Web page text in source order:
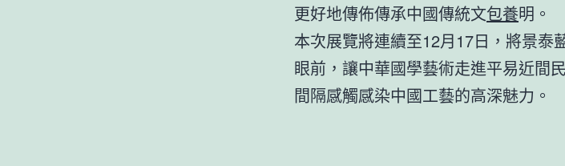
更好地傳佈傳承中國傳統文包養明。
本次展覽將連續至12月17日，將景泰
眼前，讓中華國學藝術走進平易近間
間隔感觸感染中國工藝的高深魅力。